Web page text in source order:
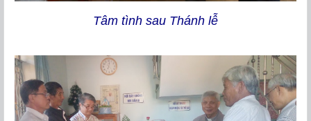
Tâm tình sau Thánh lễ